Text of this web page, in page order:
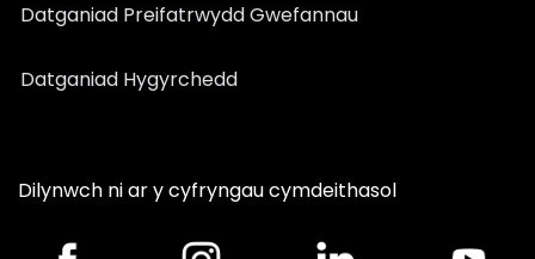
Datganiad Preifatrwydd Gwefannau
Datganiad Hygyrchedd
Dilynwch ni ar y cyfryngau cymdeithasol